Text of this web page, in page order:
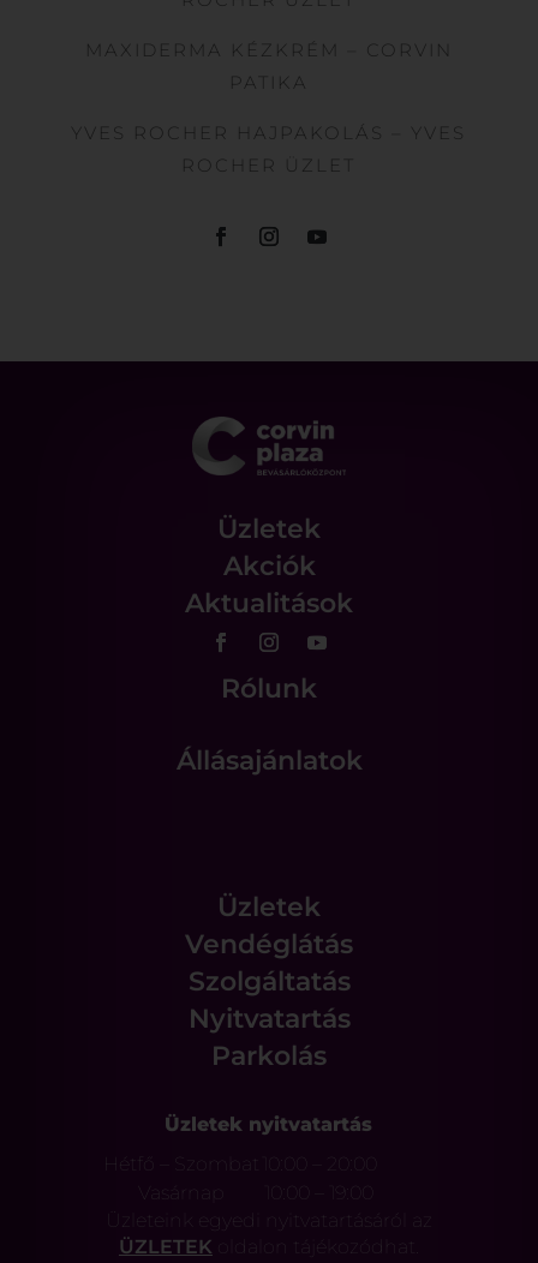
MAXIDERMA KÉZKRÉM – CORVIN
PATIKA
YVES ROCHER HAJPAKOLÁS – YVES
ROCHER ÜZLET
Üzletek
Akciók
Aktualitások
Rólunk
Állásajánlatok
Üzletek
Vendéglátás
Szolgáltatás
Nyitvatartás
Parkolás
Üzletek nyitvatartás
Hétfő – Szombat
Vasárnap
Üzleteink egyedi nyitvatartásáról az
ÜZLETEK oldalon tájékozódhat.